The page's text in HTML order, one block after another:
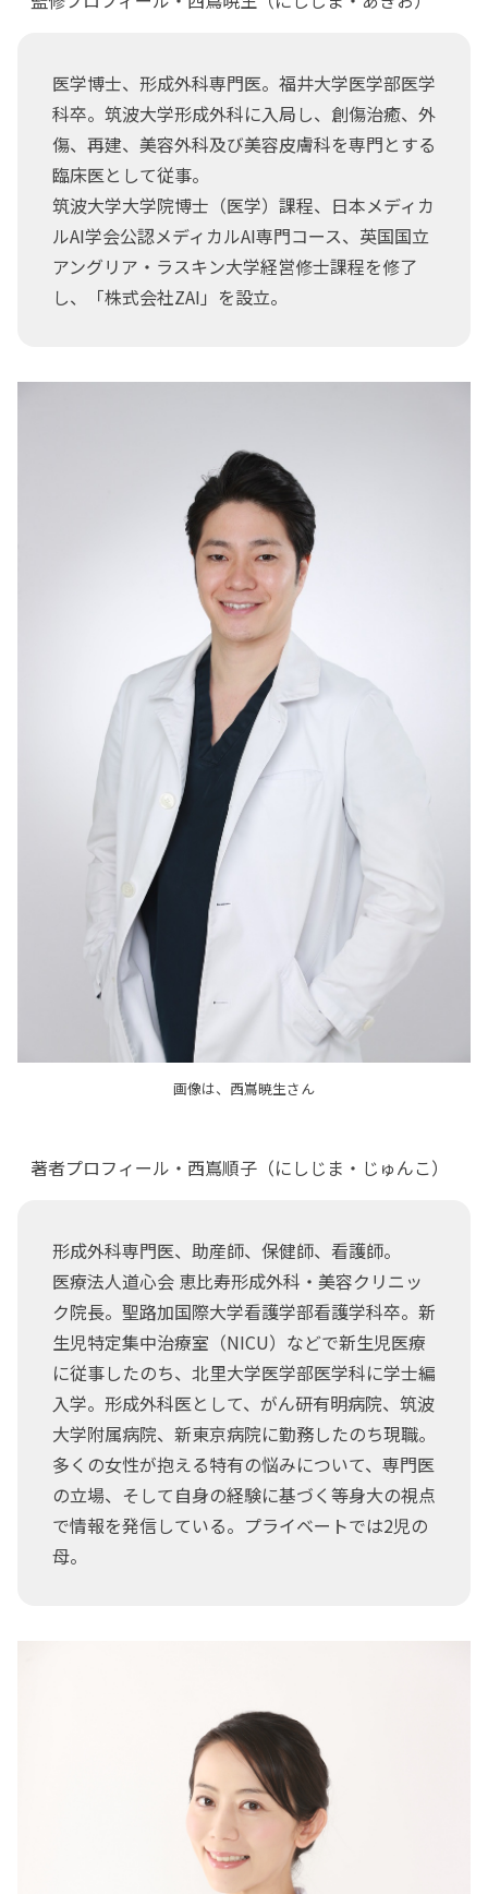
医学博士、形成外科専門医。福井大学医学部医学
科卒。筑波大学形成外科に入局し、創傷治癒、外
傷、再建、美容外科及び美容皮膚科を専門とする
臨床医として従事。
筑波大学大学院博士（医学）課程、日本メディカ
ルAI学会公認メディカルAI専門コース、英国国立
アングリア・ラスキン大学経営修士課程を修了
し、「株式会社ZAI」を設立。
画像は、西嶌暁生さん
著者プロフィール・西嶌順子（にしじま・じゅんこ）
形成外科専門医、助産師、保健師、看護師。
医療法人道心会 恵比寿形成外科・美容クリニッ
ク院長。聖路加国際大学看護学部看護学科卒。新
生児特定集中治療室（NICU）などで新生児医療
に従事したのち、北里大学医学部医学科に学士編
入学。形成外科医として、がん研有明病院、筑波
大学附属病院、新東京病院に勤務したのち現職。
多くの女性が抱える特有の悩みについて、専門医
の立場、そして自身の経験に基づく等身大の視点
で情報を発信している。プライベートでは2児の
母。